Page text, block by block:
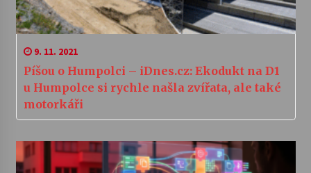
9. 11. 2021
Píšou o Humpolci – iDnes.cz: Ekodukt na D1
u Humpolce si rychle našla zvířata, ale také
motorkáři